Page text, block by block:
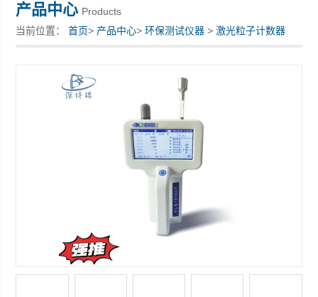
产品中心 Products
当前位置：首页> 产品中心>环保测试仪器 >激光粒子计数器